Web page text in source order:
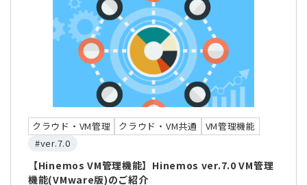
クラウド・VM管理 クラウド・VM共通
VM管理機能
#ver.7.0
【Hinemos VM管理機能】Hinemos ver.7.0 VM管理
機能(VMware版)のご紹介